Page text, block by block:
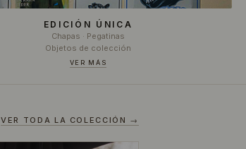
EDICIÓN ÚNICA
Chapas · Pegatinas
Objetos de colección
VER MÁS
VER TODA LA COLECCIÓN →